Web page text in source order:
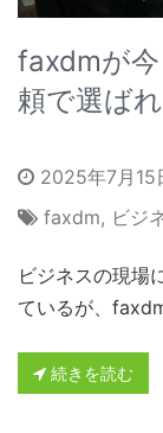
faxdmが
頼で選ば
2025年7月15
faxdm, ビジ
ビジネスの現場
ているが、
続きを読む